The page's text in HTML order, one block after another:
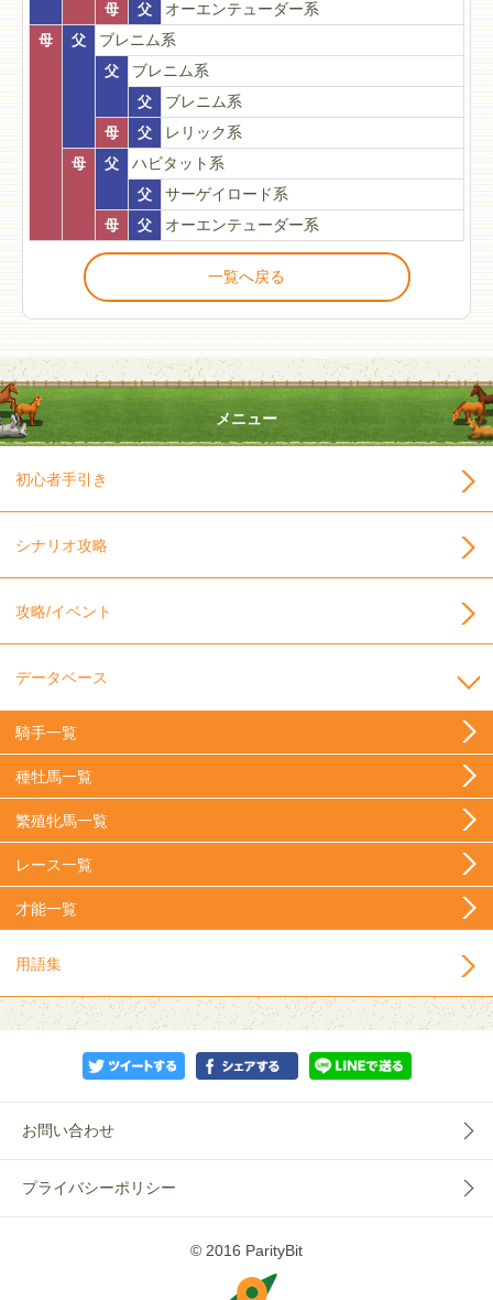
母
父
オーエンテューダー系
母
父
ブレニム系
父
ブレニム系
父
ブレニム系
母
父
レリック系
母
父
ハビタット系
父
サーゲイロード系
母
父 オーエンテューダー系
一覧へ戻る
メニュー
初心者手引き
シナリオ攻略
攻略/イベント
データベース
騎手一覧
種牡馬一覧
繁殖牝馬一覧
レース一覧
才能一覧
用語集
お問い合わせ
プライバシーポリシー
© 2016 ParityBit